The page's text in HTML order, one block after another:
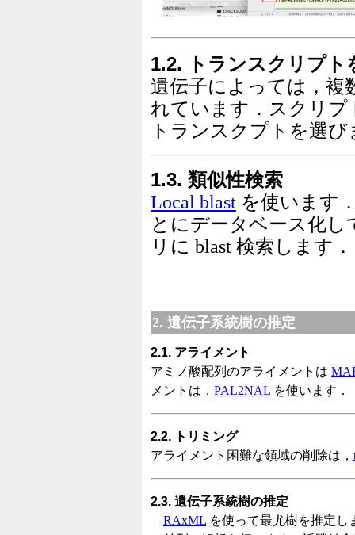
1.2. トランスクリプト
遺伝子によっては，複
れています．スクリ
トランスクプトを選び
1.3. 類似性検索
Local blast を使います
とにデータベース化
リに blast 検索します．
2. 遺伝子系統樹の推定
2.1. アライメント
アミノ酸配列のアライメントは
メントは， PAL2NAL を使います．
2.2. トリミング
アライメント困難な領域の削除は，
2.3. 遺伝子系統樹の推定
RAxML を使って最尤樹を推定し